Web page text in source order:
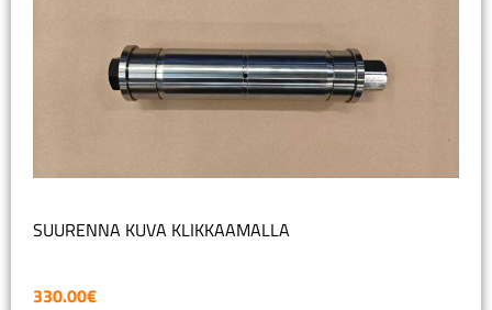
SUURENNA KUVA KLIKKAAMALLA
330.00€